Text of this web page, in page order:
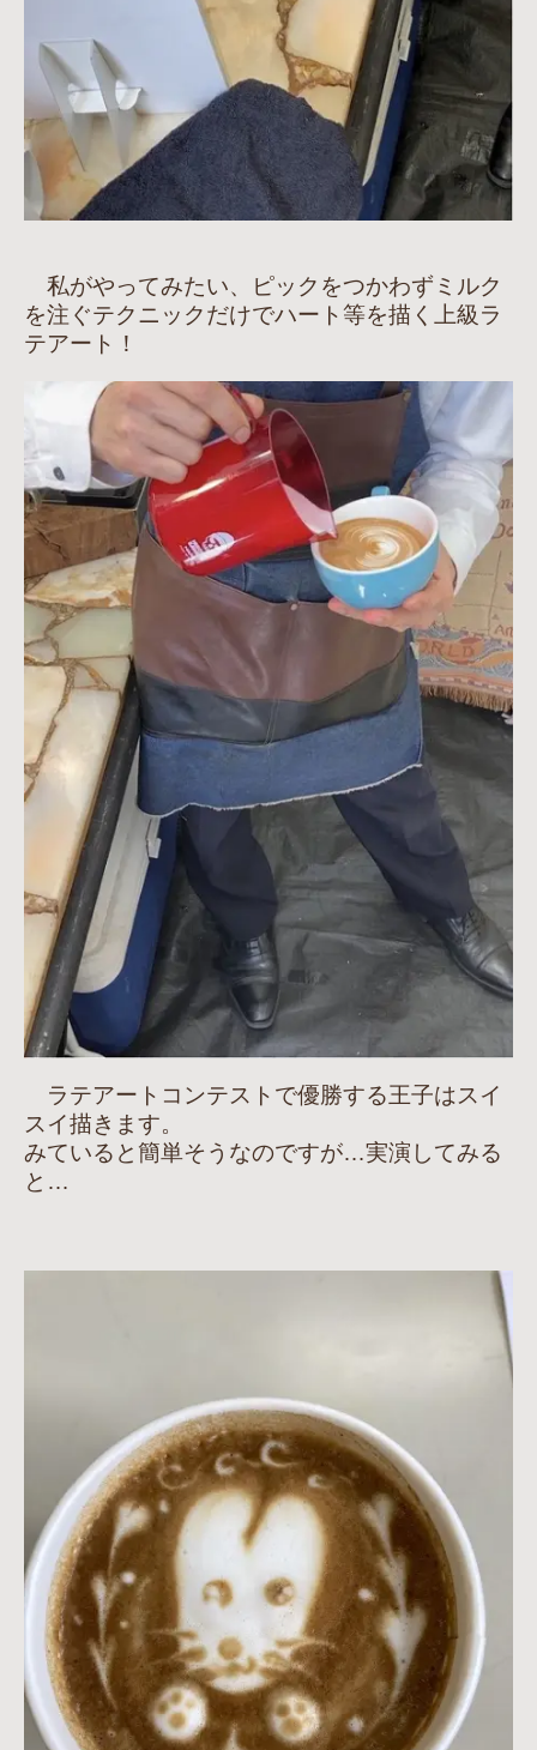
私がやってみたい、ピックをつかわずミルク
を注ぐテクニックだけでハート等を描く上級ラ
テアート！
ラテアートコンテストで優勝する王子はスイ
スイ描きます。
みていると簡単そうなのですが…実演してみる
と…